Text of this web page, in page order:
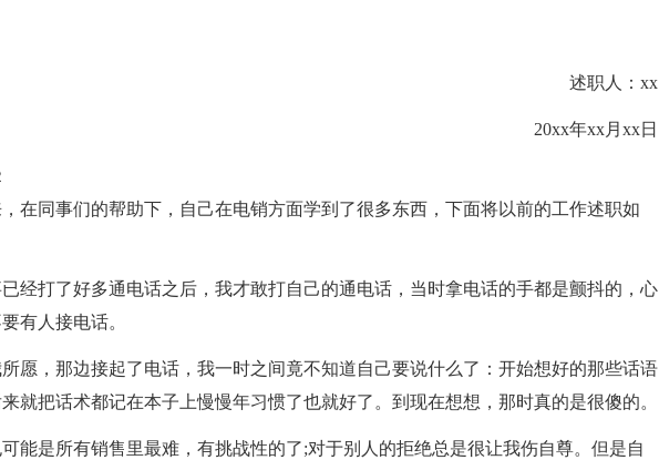
述职人：xx
20xx年xx月xx日
在同事们的帮助下，自己在电销方面学到了很多东西，下面将以前的工作述职如
经打了好多通电话之后，我才敢打自己的通电话，当时拿电话的手都是颤抖的，心
有人接电话。
愿，那边接起了电话，我一时之间竟不知道自己要说什么了：开始想好的那些话语
就把话术都记在本子上慢慢年习惯了也就好了。到现在想想，那时真的是很傻的。
能是所有销售里最难，有挑战性的了;对于别人的拒绝总是很让我伤自尊。但是自